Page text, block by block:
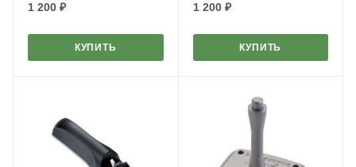
1 200 ₽
КУПИТЬ
1 200₽
КУПИТЬ